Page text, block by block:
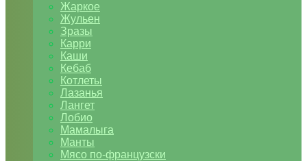
Жаркое
Жульен
Зразы
Карри
Каши
Кебаб
Котлеты
Лазанья
Лангет
Лобио
Мамалыга
Манты
Мясо по-французски